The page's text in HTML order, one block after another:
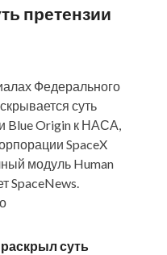
претензии
Федерального
суть
Blue Origin к НАСА,
SpaceX
модуль Human
SpaceNews.
суть